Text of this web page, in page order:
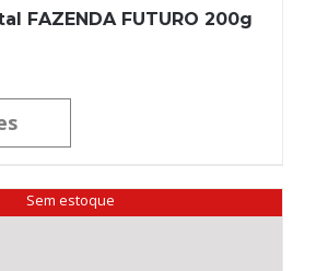
FAZENDA FUTURO 200g
Sem estoque